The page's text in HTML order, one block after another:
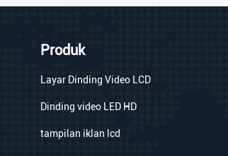
Produk
Layar Dinding Video LCD
Dinding video LED HD
tampilan iklan lcd